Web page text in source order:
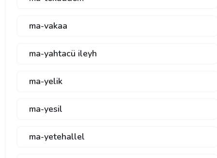
ma-vakaa
ma-yahtacü ileyh
ma-yelik
ma-yesil
ma-yetehallel